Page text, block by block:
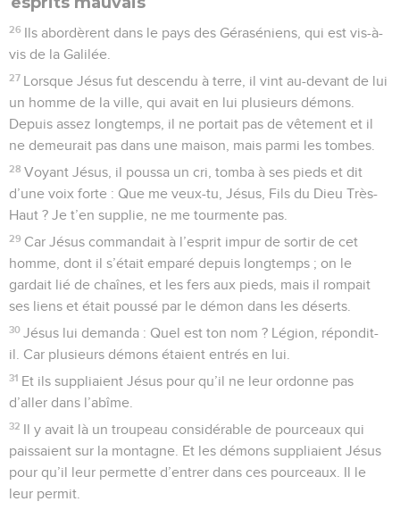
26 Ils abordèrent dans le pays des Géraséniens, qui est vis-à-
vis de la Galilée.
27 Lorsque Jésus fut descendu à terre, il vint au-devant de lui
un homme de la ville, qui avait en lui plusieurs démons.
Depuis assez longtemps, il ne portait pas de vêtement et il
ne demeurait pas dans une maison, mais parmi les tombes.
28 Voyant Jésus, il poussa un cri, tomba à ses pieds et dit
d’une voix forte : Que me veux-tu, Jésus, Fils du Dieu Très-
Haut ? Je t’en supplie, ne me tourmente pas.
29 Car Jésus commandait à l’esprit impur de sortir de cet
homme, dont il s’était emparé depuis longtemps ; on le
gardait lié de chaînes, et les fers aux pieds, mais il rompait
ses liens et était poussé par le démon dans les déserts.
30 Jésus lui demanda : Quel est ton nom ? Légion, répondit-
il. Car plusieurs démons étaient entrés en lui.
31 Et ils suppliaient Jésus pour qu’il ne leur ordonne pas
d’aller dans l’abîme.
32 Il y avait là un troupeau considérable de pourceaux qui
paissaient sur la montagne. Et les démons suppliaient Jésus
pour qu’il leur permette d’entrer dans ces pourceaux. Il le
leur permit.